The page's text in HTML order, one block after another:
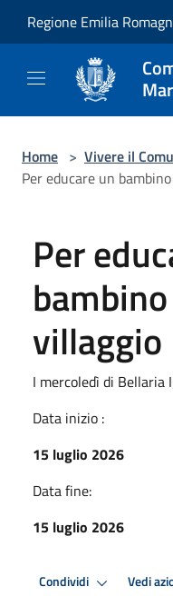
Regione Emilia
Home > Vivere il
Per educare un
Per
villaggio
I mercoledì di Bellaria
Data inizio :
15 luglio 2026
Data fine:
15 luglio 2026
Condividi Vedi